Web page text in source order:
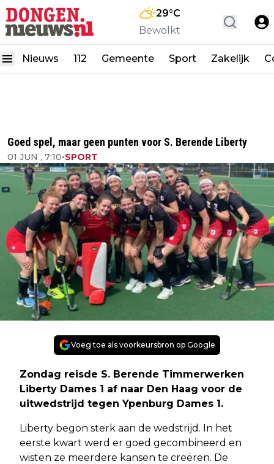
29°C
Bewolkt
Nieuws 112 Gemeente Sport Zakelijk
Goed spel, maar geen punten voor S. Berende Liberty
01 JUN , 7:10•SPORT
Voeg toe als voorkeursbron op Google
Zondag reisde S. Berende Timmerwerken
Liberty Dames 1 af naar Den Haag voor de
uitwedstrijd tegen Ypenburg Dames 1.
Liberty begon sterk aan de wedstrijd. In het
eerste kwart werd er goed gecombineerd en
wisten ze meerdere kansen te creëren. De